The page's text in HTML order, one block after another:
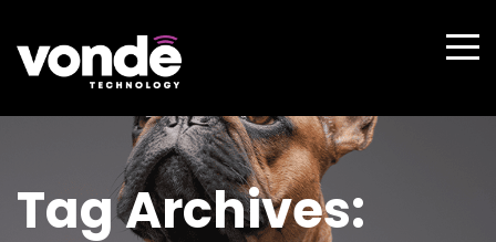
Tag Archives: